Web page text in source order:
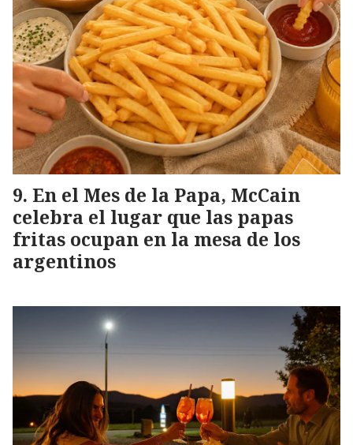
En el Mes de la Papa, McCain
celebra el lugar que las papas
fritas ocupan en la mesa de los
argentinos